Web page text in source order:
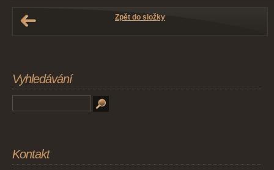
Zpět do složky
Vyhledávání
Kontakt